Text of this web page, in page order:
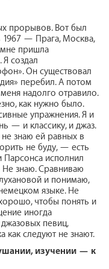
прорывов. Вот был
1967 — Прага, Москва,
пришла
создал
Он существовал
перебил. А потом
надолго отравило.
как нужно было.
упражнения. Я и
— и классику, и джаз.
знаю ей равных в
не буду, — есть
исполнил
знаю. Сравниваю
и понимаю,
языке. Не
чтобы понять и
иногда
певиц,
как следуют не знают.
изучении — к